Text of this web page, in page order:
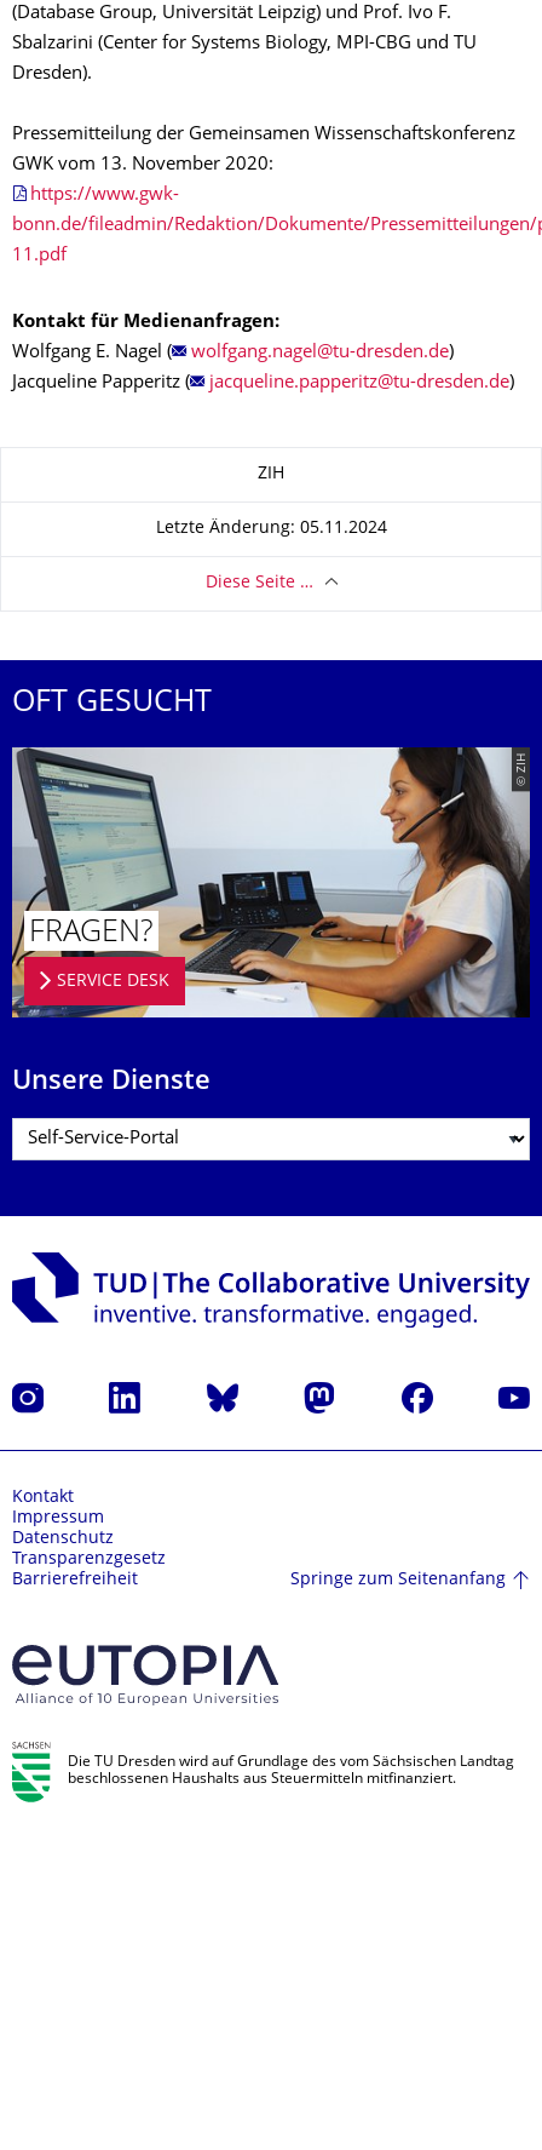
(Database Group, Universität Leipzig) und Prof. Ivo F.
Sbalzarini (Center for Systems Biology, MPI-CBG und TU
Dresden).
Pressemitteilung der Gemeinsamen Wissenschaftskonferenz
GWK vom 13. November 2020:
https://www.gwk-
bonn.de/fileadmin/Redaktion/Dokumente/
11.pdf
Kontakt für Medienanfragen:
Wolfgang E. Nagel (
)
Jacqueline Papperitz (
)
ZIH
Letzte Änderung: 05.11.2024
Diese Seite …
OFT GESUCHT
© ZIH
FRAGEN?
SERVICE DESK
Unsere Dienste
Instagram LinkedIn Bluesky Mastodon Facebook
Kontakt
Impressum
Datenschutz
Transparenzgesetz
Barrierefreiheit
Springe zum Seitenanfang
Die TU Dresden wird auf Grundlage des vom Sächsischen Landtag
beschlossenen Haushalts aus Steuermitteln mitfinanziert.